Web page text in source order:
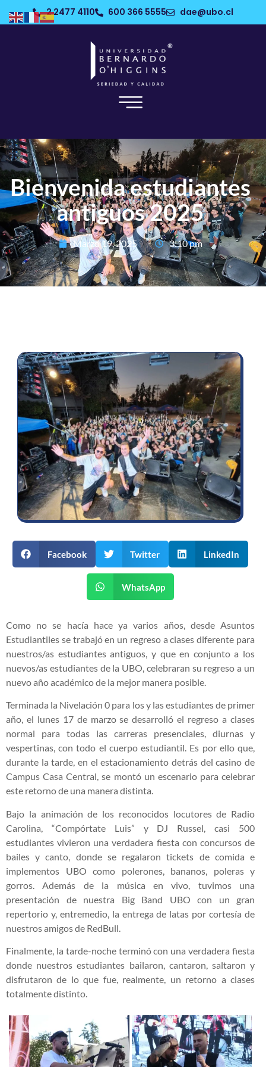
2 2477 4110 600 366 5555 dae@ubo.cl
Bienvenida estudiantes
antiguos 2025
Marzo 19, 2025 3:10 pm
Facebook Twitter LinkedIn
WhatsApp
Como no se hacía hace ya varios años, desde Asuntos
Estudiantiles se trabajó en un regreso a clases diferente para
nuestros/as estudiantes antiguos, y que en conjunto a los
nuevos/as estudiantes de la UBO, celebraran su regreso a un
nuevo año académico de la mejor manera posible.
Terminada la Nivelación 0 para los y las estudiantes de primer
año, el lunes 17 de marzo se desarrolló el regreso a clases
normal para todas las carreras presenciales, diurnas y
vespertinas, con todo el cuerpo estudiantil. Es por ello que,
durante la tarde, en el estacionamiento detrás del casino de
Campus Casa Central, se montó un escenario para celebrar
este retorno de una manera distinta.
Bajo la animación de los reconocidos locutores de Radio
Carolina, “Compórtate Luis” y DJ Russel, casi 500
estudiantes vivieron una verdadera fiesta con concursos de
bailes y canto, donde se regalaron tickets de comida e
implementos UBO como polerones, bananos, poleras y
gorros. Además de la música en vivo, tuvimos una
presentación de nuestra Big Band UBO con un gran
repertorio y, entremedio, la entrega de latas por cortesía de
nuestros amigos de RedBull.
Finalmente, la tarde-noche terminó con una verdadera fiesta
donde nuestros estudiantes bailaron, cantaron, saltaron y
disfrutaron de lo que fue, realmente, un retorno a clases
totalmente distinto.